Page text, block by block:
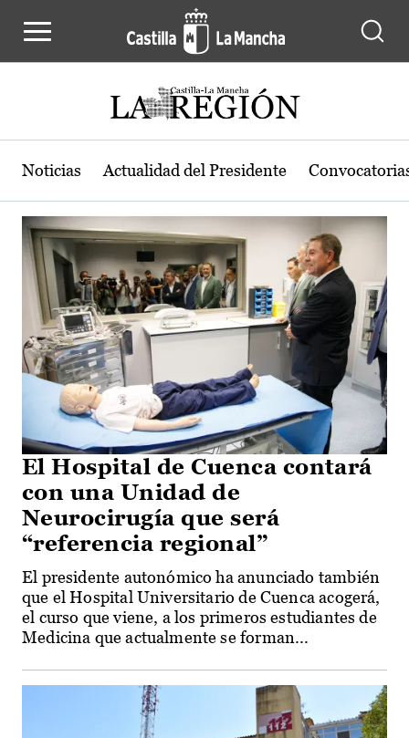
Actualidad de la región de Castilla-
Noticias Actualidad del Presidente
El Hospital de Cuenca contará
con una Unidad de
Neurocirugía que será
“referencia regional”
El presidente autonómico ha anunciado también
que el Hospital Universitario de Cuenca acogerá,
el curso que viene, a los primeros estudiantes de
Medicina que actualmente se forman...